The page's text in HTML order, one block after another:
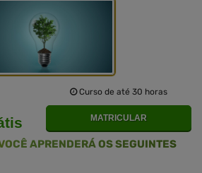
Curso de até 30 horas
MATRICULAR
APRENDERÁ OS SEGUINTES